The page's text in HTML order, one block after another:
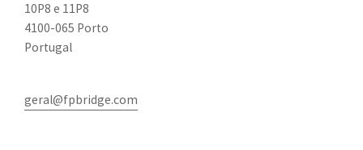
10P8 e 11P8
4100-065 Porto
Portugal
geral@fpbridge.com